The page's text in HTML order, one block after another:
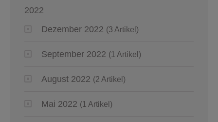
2022
Dezember 2022 (3 Artikel)
September 2022 (1 Artikel)
August 2022 (2 Artikel)
Mai 2022 (1 Artikel)